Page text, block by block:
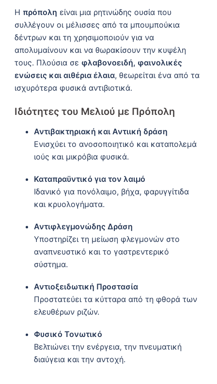
Η πρόπολη είναι μια ρητινώδης ουσία που
συλλέγουν οι μέλισσες από τα μπουμπούκια
δέντρων και τη χρησιμοποιούν για να
απολυμαίνουν και να θωρακίσουν την κυψέλη
τους. Πλούσια σε φλαβονοειδή, φαινολικές
ενώσεις και αιθέρια έλαια, θεωρείται ένα από τα
ισχυρότερα φυσικά αντιβιοτικά.
Ιδιότητες του Μελιού με Πρόπολη
Αντιβακτηριακή και Αντιική δράση
Ενισχύει το ανοσοποιητικό και καταπολεμά
ιούς και μικρόβια φυσικά.
Καταπραϋντικό για τον λαιμό
Ιδανικό για πονόλαιμο, βήχα, φαρυγγίτιδα
και κρυολογήματα.
Αντιφλεγμονώδης Δράση
Υποστηρίζει τη μείωση φλεγμονών στο
αναπνευστικό και το γαστρεντερικό
σύστημα.
Αντιοξειδωτική Προστασία
Προστατεύει τα κύτταρα από τη φθορά των
ελευθέρων ριζών.
Φυσικό Τονωτικό
Βελτιώνει την ενέργεια, την πνευματική
διαύγεια και την αντοχή.